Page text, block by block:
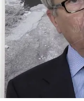
ECONOMIA E LAVORO
EVENTI
SPORT
Streaming
LAC TV